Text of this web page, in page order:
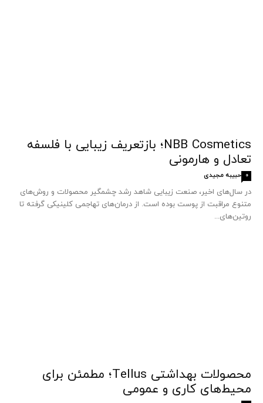
NBB Cosmetics؛ بازتعریف زیبایی با فلسفه
تعادل و هارمونی
حبیبه مجیدی 0
در سال‌های اخیر، صنعت زیبایی شاهد رشد چشمگیر محصولات و روش‌های
متنوع مراقبت از پوست بوده است. از درمان‌های تهاجمی کلینیکی گرفته تا
روتین‌های...
محصولات بهداشتی Tellus؛ مطمئن برای
محیط‌های کاری و عمومی